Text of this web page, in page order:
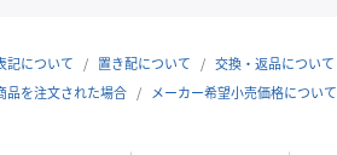
記について 置き配について
交換・返品について
品を注文された場合
メーカー希望小売価格について